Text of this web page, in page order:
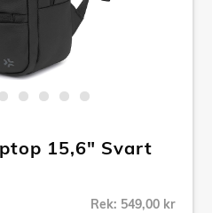
15,6" Svart
Rek: 549,00 kr